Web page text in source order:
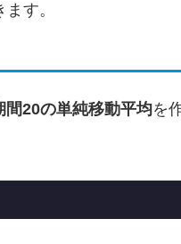
す。
間20の単純移動平均を